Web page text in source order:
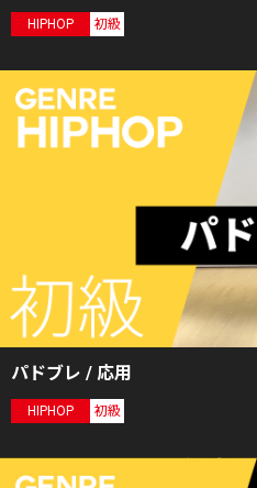
HIPHOP 初級
パドブレ / 応用
HIPHOP 初級